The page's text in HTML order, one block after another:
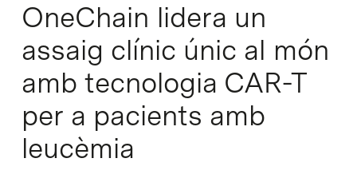
OneChain lidera un
assaig clínic únic al món
amb tecnologia CAR-T
per a pacients amb
leucèmia